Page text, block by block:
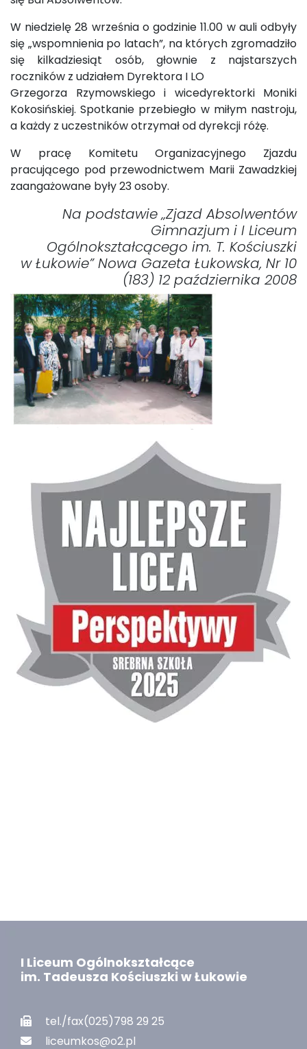
W niedzielę 28 września o godzinie 11.00 w auli odbyły
się „wspomnienia po latach”, na których zgromadziło
się kilkadziesiąt osób, głownie z najstarszych
roczników z udziałem Dyrektora I LO
Grzegorza Rzymowskiego i wicedyrektorki Moniki
Kokosińskiej. Spotkanie przebiegło w miłym nastroju,
a każdy z uczestników otrzymał od dyrekcji różę.
W pracę Komitetu Organizacyjnego Zjazdu
pracującego pod przewodnictwem Marii Zawadzkiej
zaangażowane były 23 osoby.
Na podstawie „Zjazd Absolwentów
Gimnazjum i I Liceum
Ogólnokształcącego im. T. Kościuszki
w Łukowie” Nowa Gazeta Łukowska, Nr 10
(183) 12 października 2008
I Liceum Ogólnokształcące
im. Tadeusza Kościuszki w Łukowie
tel./fax(025)798 29 25
liceumkos@o2.pl